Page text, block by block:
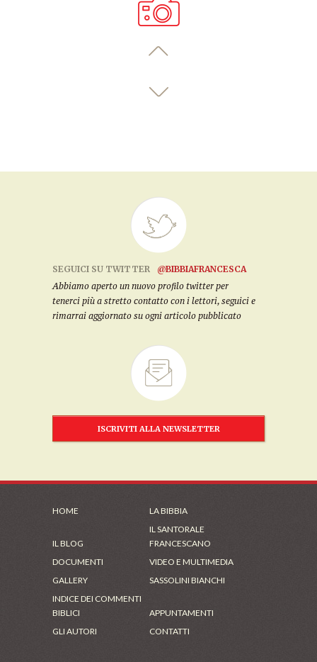
SEGUICI SU TWITTER
@BIBBIAFRANCESCA
Abbiamo aperto un nuovo profilo twitter per
tenerci più a stretto contatto con i lettori, seguici e
rimarrai aggiornato su ogni articolo pubblicato
ISCRIVITI ALLA NEWSLETTER
HOME LA BIBBIA
IL BLOG
IL SANTORALE
FRANCESCANO
DOCUMENTI
VIDEO E MULTIMEDIA
GALLERY
SASSOLINI BIANCHI
INDICE DEI COMMENTI
BIBLICI
APPUNTAMENTI
GLI AUTORI
CONTATTI